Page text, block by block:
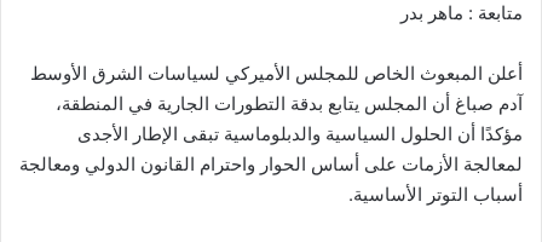
متابعة : ماهر بدر
أعلن المبعوث الخاص للمجلس الأميركي لسياسات الشرق الأوسط
آدم صباغ أن المجلس يتابع بدقة التطورات الجارية في المنطقة،
مؤكدًا أن الحلول السياسية والدبلوماسية تبقى الإطار الأجدى
لمعالجة الأزمات على أساس الحوار واحترام القانون الدولي ومعالجة
أسباب التوتر الأساسية.